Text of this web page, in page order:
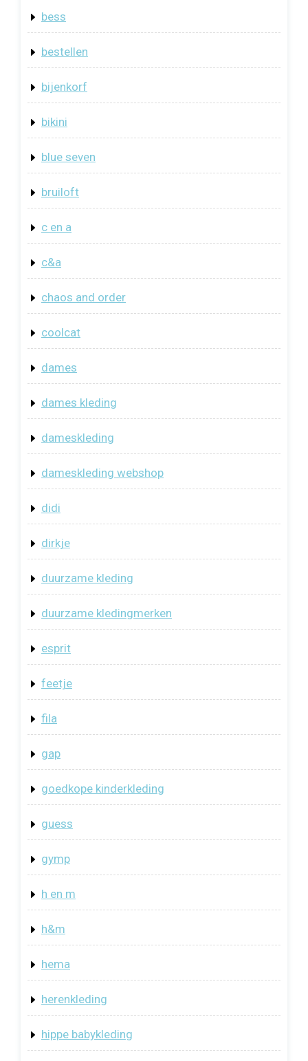
bess
bestellen
bijenkorf
bikini
blue seven
bruiloft
c en a
c&a
chaos and order
coolcat
dames
dames kleding
dameskleding
dameskleding webshop
didi
dirkje
duurzame kleding
duurzame kledingmerken
esprit
feetje
fila
gap
goedkope kinderkleding
guess
gymp
h en m
h&m
hema
herenkleding
hippe babykleding